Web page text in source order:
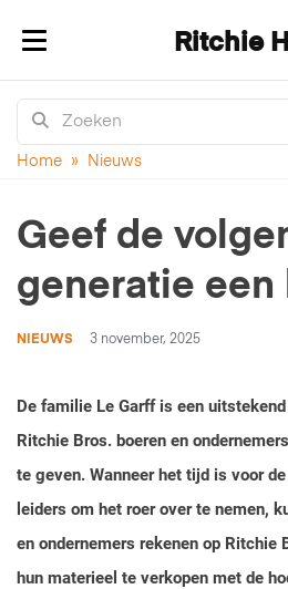
Navigatie in-/uitklappen
Ritchie
Home » Nieuws
Geef de
generatie een
NIEUWS 3 november, 2025
De familie Le Garff is een
Ritchie Bros. boeren en
te geven. Wanneer het tijd is voor
leiders om het roer over te nemen,
en ondernemers rekenen op Ritchie
hun materieel te verkopen met de